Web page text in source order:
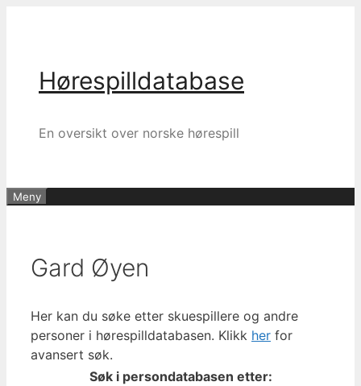
Hørespilldatabase
En oversikt over norske hørespill
Meny
Gard Øyen
Her kan du søke etter skuespillere og andre
personer i hørespilldatabasen. Klikk her for
avansert søk.
Søk i persondatabasen etter: